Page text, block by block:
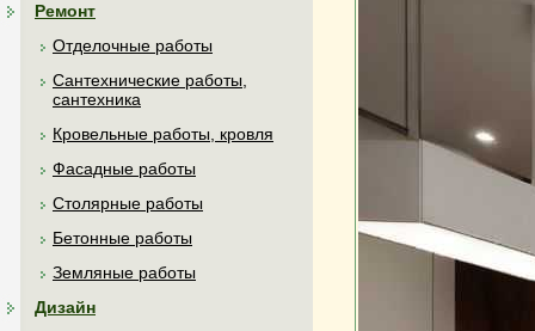
Ремонт
Отделочные работы
Сантехнические работы,
сантехника
Кровельные работы, кровля
Фасадные работы
Столярные работы
Бетонные работы
Земляные работы
Дизайн